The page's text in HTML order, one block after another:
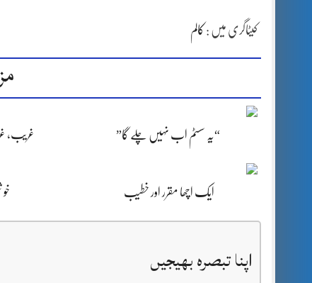
کیٹاگری میں : کالم
“یہ سسٹم اب نہیں چلے گا” غریب،
ایک اچھا مقرر اور خطیب
اپنا تبصرہ بھیجیں